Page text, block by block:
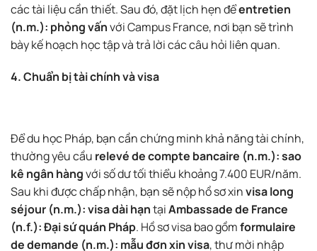
các tài liệu cần thiết. Sau đó, đặt lịch hẹn đểentretien
(n.m.): phỏng vấnvới Campus France, nơi bạn sẽ trình
bày kế hoạch học tập và trả lời các câu hỏi liên quan.
4. Chuẩn bị tài chính và visa
Để du học Pháp, bạn cần chứng minh khả năng tài chính,
thường yêu cầu relevé de compte bancaire (n.m.): sao
kê ngân hàngvới số dư tối thiểu khoảng 7.400 EUR/năm.
Sau khi được chấp nhận, bạn sẽ nộp hồ sơ xinvisa long
séjour (n.m.): visa dài hạntạiAmbassade de France
(n.f.): Đại sứ quán Pháp. Hồ sơ visa bao gồmformulaire
de demande (n.m.): mẫu đơn xin visa, thư mời nhập